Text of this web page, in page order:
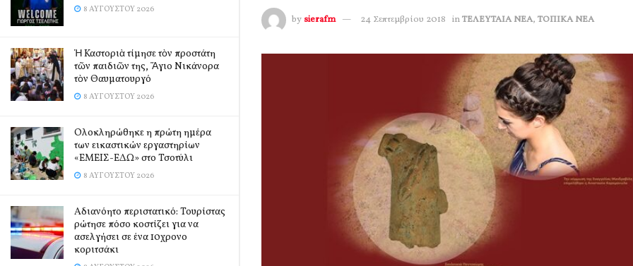
8 ΑΥΓΟΎΣΤΟΥ 2026
Ἡ Καστοριὰ τίμησε τὸν προστάτη
τῶν παιδιῶν της, Ἅγιο Νικάνορα
τὸν Θαυματουργό
8 ΑΥΓΟΎΣΤΟΥ 2026
Ολοκληρώθηκε η πρώτη ημέρα
των εικαστικών εργαστηρίων
«ΕΜΕΙΣ-ΕΔΩ» στο Τσοτύλι
8 ΑΥΓΟΎΣΤΟΥ 2026
Αδιανόητο περιστατικό: Τουρίστας
ρώτησε πόσο κοστίζει για να
ασελγήσει σε ένα 10χρονο
κοριτσάκι
by sierafm 24 Σεπτεμβρίου 2018 inΤΕΛΕΥΤΑΙΑ ΝΕΑ, ΤΟΠΙΚΑ ΝΕΑ